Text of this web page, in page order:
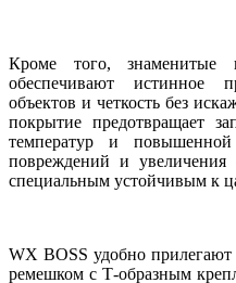
Кроме того, знаменитые
обеспечивают истинное
объектов и четкость без
покрытие предотвращает
температур и
повреждений и
специальным устойчивым к
WX BOSS удобно
ремешком с Т-образным